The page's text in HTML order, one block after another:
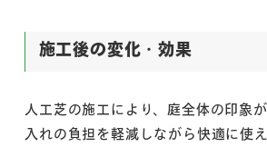
施工後の変化・効果
人工芝の施工により、庭全体の印象
入れの負担を軽減しながら快適に使